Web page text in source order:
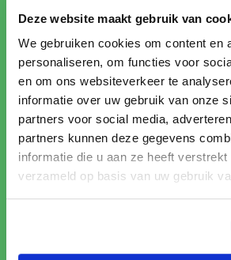
Deze website maakt gebruik van
We gebruiken cookies om content en
personaliseren, om functies voor
en om ons websiteverkeer te
informatie over uw gebruik van onze
partners voor social media,
partners kunnen deze gegevens
informatie die u aan ze heeft verstrekt
verzameld op basis van uw gebruik
ligt de beloning ook hoger.
is dit type koerier 50-plus en
Verantwoordelijk handelen
Health Angels bij Tommy Tomato
Door de krappe arbeidsmarkt is
werkgevers om personeel te
om het personeelstekort op te
Tommy Tomato in Haarlem is hier
van.Tommy Tomato, gevestigd